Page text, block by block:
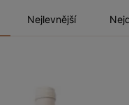
Nejlevnější